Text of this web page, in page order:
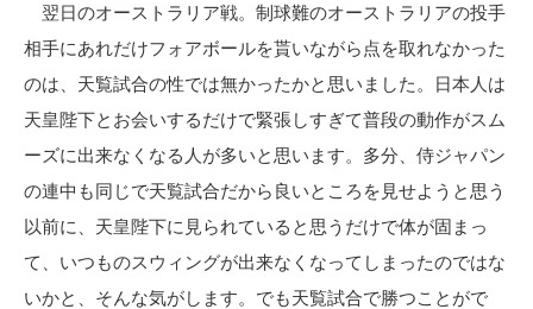
翌日のオーストラリア戦。制球難のオーストラリアの投手
相手にあれだけフォアボールを貰いながら点を取れなかった
のは、天覧試合の性では無かったかと思いました。日本人は
天皇陛下とお会いするだけで緊張しすぎて普段の動作がスム
ーズに出来なくなる人が多いと思います。多分、侍ジャパン
の連中も同じで天覧試合だから良いところを見せようと思う
以前に、天皇陛下に見られていると思うだけで体が固まっ
て、いつものスウィングが出来なくなってしまったのではな
いかと、そんな気がします。でも天覧試合で勝つことがで